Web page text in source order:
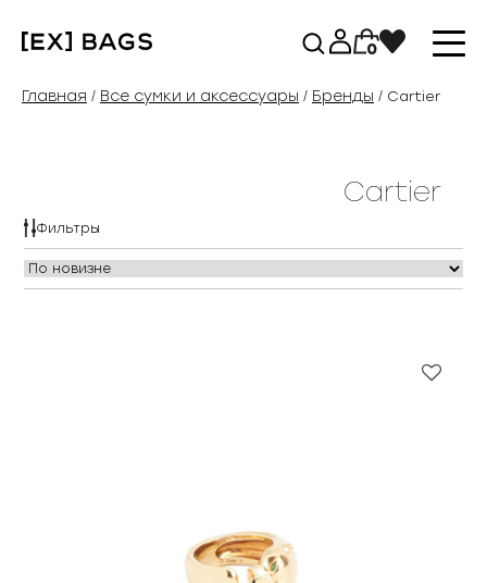
содержимому
0
Главная / Все сумки и аксессуары / Бренды / Cartier
Cartier
Фильтры